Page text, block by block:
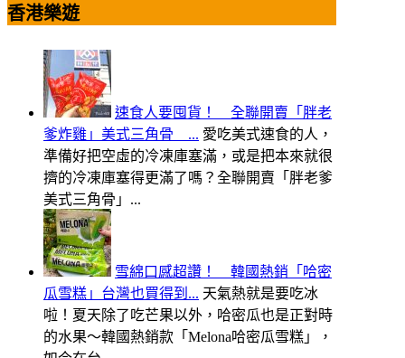
香港樂遊
速食人要囤貨！ 全聯開賣「胖老
爹炸雞」美式三角骨 ... 愛吃美式速食的人，
準備好把空虛的冷凍庫塞滿，或是把本來就很
擠的冷凍庫塞得更滿了嗎？全聯開賣「胖老爹
美式三角骨」...
雪綿口感超讚！ 韓國熱銷「哈密
瓜雪糕」台灣也買得到... 天氣熱就是要吃冰
啦！夏天除了吃芒果以外，哈密瓜也是正對時
的水果～韓國熱銷款「Melona哈密瓜雪糕」，